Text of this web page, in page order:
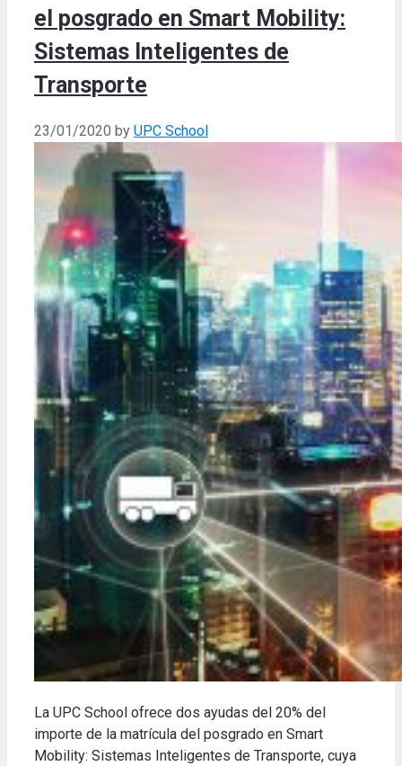
el posgrado en Smart Mobility:
Sistemas Inteligentes de
Transporte
23/01/2020 by UPC School
La UPC School ofrece dos ayudas del 20% del
importe de la matrícula del posgrado en Smart
Mobility: Sistemas Inteligentes de Transporte, cuya